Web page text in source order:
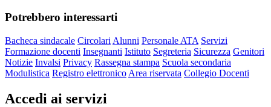
Potrebbero interessarti
Bacheca sindacale Circolari Alunni Personale ATA Servizi
Formazione docenti Insegnanti Istituto Segreteria Sicurezza Genitori
Notizie Invalsi Privacy Rassegna stampa Scuola secondaria
Modulistica Registro elettronico Area riservata Collegio Docenti
Accedi ai servizi